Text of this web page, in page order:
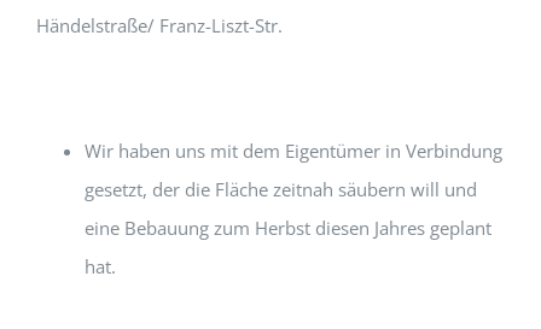
Händelstraße/ Franz-Liszt-Str.
Wir haben uns mit dem Eigentümer in Verbindung
gesetzt, der die Fläche zeitnah säubern will und
eine Bebauung zum Herbst diesen Jahres geplant
hat.